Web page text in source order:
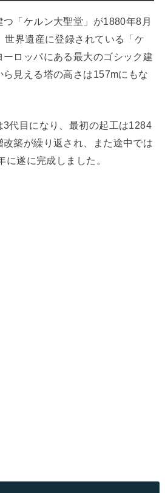
つ「ケルン大聖堂」が1880年8月
世界遺産に登録されている「ケ
ーロッパにある最大のゴシック建
見える塔の高さは157mにもな
代目になり、最初の起工は1284
築が繰り返され、また途中では
遂に完成しました。